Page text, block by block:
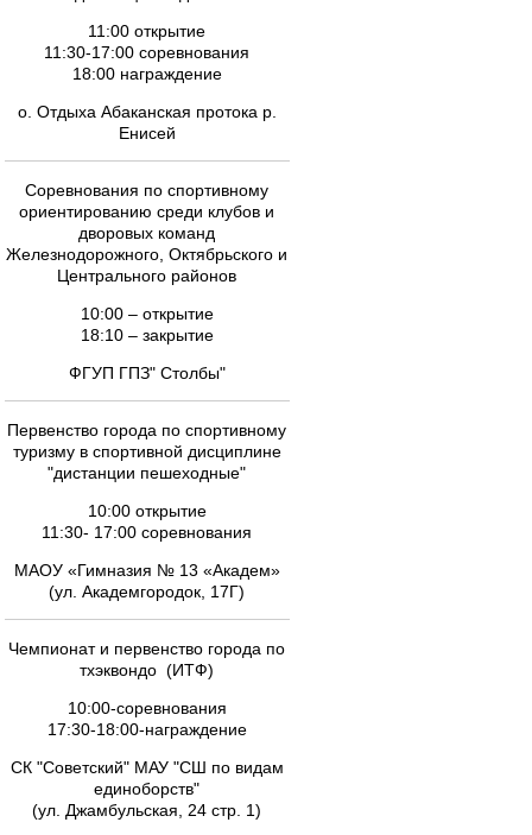
11:00 открытие
11:30-17:00 соревнования
18:00 награждение
о. Отдыха Абаканская протока р.
Енисей
Соревнования по спортивному
ориентированию среди клубов и
дворовых команд
Железнодорожного, Октябрьского и
Центрального районов
10:00 – открытие
18:10 – закрытие
ФГУП ГПЗ" Столбы"
Первенство города по спортивному
туризму в спортивной дисциплине
"дистанции пешеходные"
10:00 открытие
11:30- 17:00 соревнования
МАОУ «Гимназия № 13 «Академ»
(ул. Академгородок, 17Г)
Чемпионат и первенство города по
тхэквондо (ИТФ)
10:00-соревнования
17:30-18:00-награждение
СК "Советский" МАУ "СШ по видам
единоборств"
(ул. Джамбульская, 24 стр. 1)